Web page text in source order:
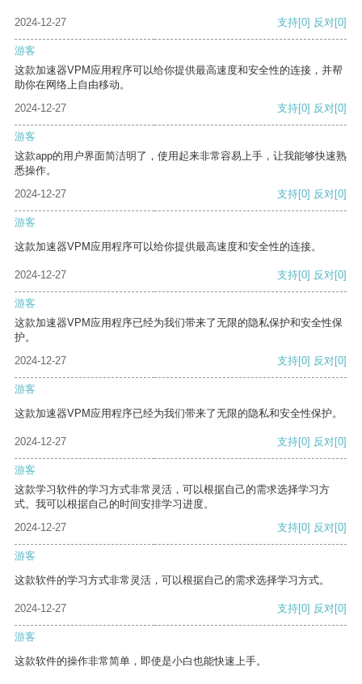
2024-12-27 支持[0] 反对[0]
游客
这款加速器VPM应用程序可以给你提供最高速度和安全性的连接，并帮
助你在网络上自由移动。
2024-12-27
支持[0] 反对[0]
游客
这款app的用户界面简洁明了，使用起来非常容易上手，让我能够快速熟
悉操作。
2024-12-27
支持[0] 反对[0]
游客
这款加速器VPM应用程序可以给你提供最高速度和安全性的连接。
2024-12-27 支持[0] 反对[0]
游客
这款加速器VPM应用程序已经为我们带来了无限的隐私保护和安全性保
护。
2024-12-27
支持[0] 反对[0]
游客
这款加速器VPM应用程序已经为我们带来了无限的隐私和安全性保护。
2024-12-27 支持[0] 反对[0]
游客
这款学习软件的学习方式非常灵活，可以根据自己的需求选择学习方
式。我可以根据自己的时间安排学习进度。
2024-12-27
支持[0] 反对[0]
游客
这款软件的学习方式非常灵活，可以根据自己的需求选择学习方式。
2024-12-27 支持[0] 反对[0]
游客
这款软件的操作非常简单，即使是小白也能快速上手。